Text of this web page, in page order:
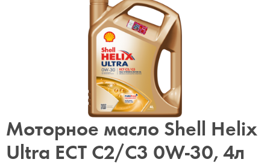
Моторное масло Shell Helix
Ultra ECT C2/C3 0W-30, 4л